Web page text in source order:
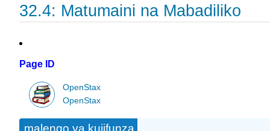
32.4: Matumaini na Mabadiliko
Page ID
OpenStax
OpenStax
malengo ya kujifunza